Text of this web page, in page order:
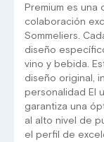
Premium es
colaboración
Sommeliers.
diseño
vino y bebida.
diseño original,
personalidad El
garantiza una
al alto nivel de
el perfil de